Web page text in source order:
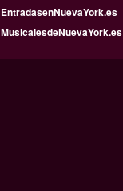
EntradasenNuevaYork.es
MusicalesdeNuevaYork.es